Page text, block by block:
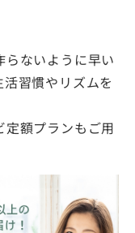
ないように早い
習慣やリズムを
定額プランもご用